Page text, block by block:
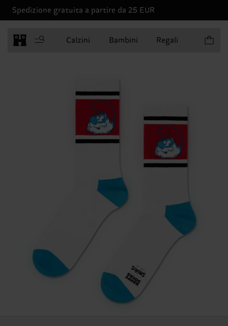
Spedizione gratuita a partire da 25 EUR
Calzini Bambini Regali